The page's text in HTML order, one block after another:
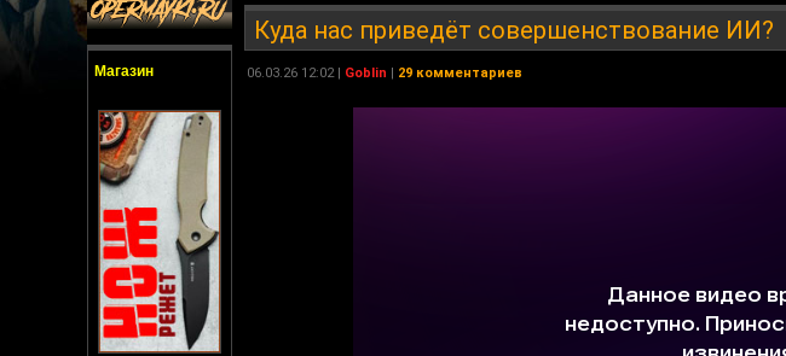
Магазин
Куда нас приведёт совершенствование ИИ?
06.03.26 12:02 | Goblin | 29 комментариев